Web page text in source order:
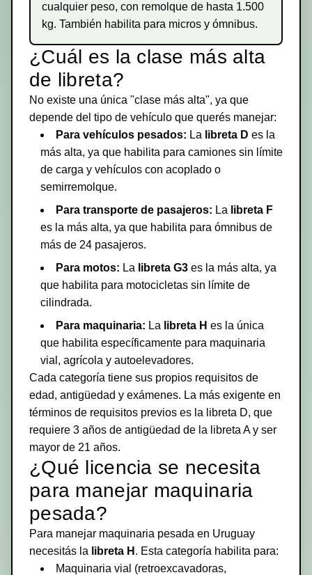
cualquier peso, con remolque de hasta 1.500
kg. También habilita para micros y ómnibus.
¿Cuál es la clase más alta
de libreta?
No existe una única "clase más alta", ya que
depende del tipo de vehículo que querés manejar:
Para vehículos pesados: La libreta D es la
más alta, ya que habilita para camiones sin límite
de carga y vehículos con acoplado o
semirremolque.
Para transporte de pasajeros: La libreta F
es la más alta, ya que habilita para ómnibus de
más de 24 pasajeros.
Para motos: La libreta G3 es la más alta, ya
que habilita para motocicletas sin límite de
cilindrada.
Para maquinaria: La libreta H es la única
que habilita específicamente para maquinaria
vial, agrícola y autoelevadores.
Cada categoría tiene sus propios requisitos de
edad, antigüedad y exámenes. La más exigente en
términos de requisitos previos es la libreta D, que
requiere 3 años de antigüedad de la libreta A y ser
mayor de 21 años.
¿Qué licencia se necesita
para manejar maquinaria
pesada?
Para manejar maquinaria pesada en Uruguay
necesitás la libreta H . Esta categoría habilita para:
Maquinaria vial (retroexcavadoras,